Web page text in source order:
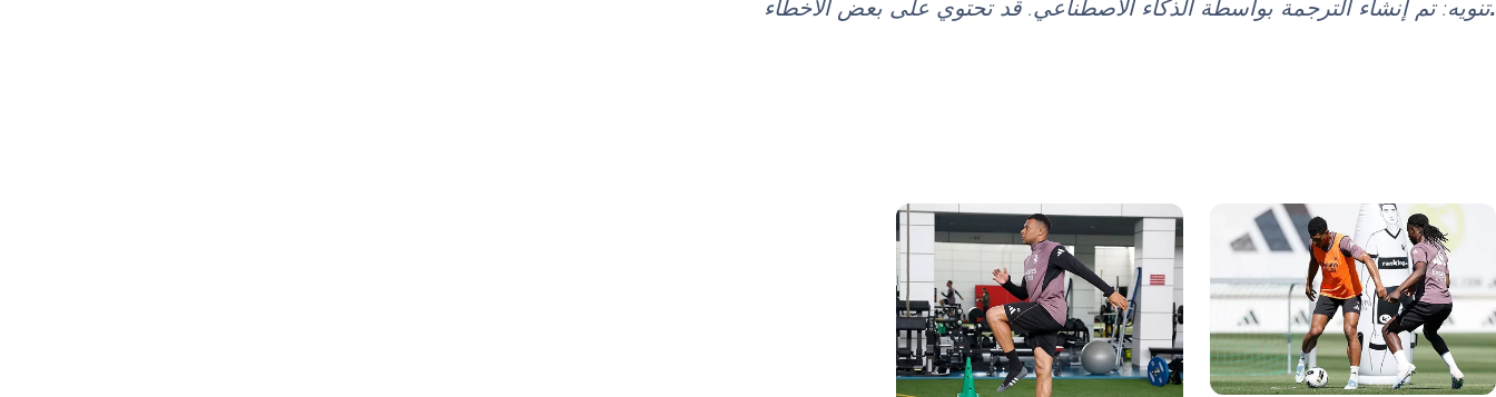
.تنويه: تم إنشاء الترجمة بواسطة الذكاء الاصطناعي. قد تحتوي على بعض الأخطاء